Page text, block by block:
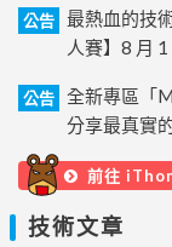
公告
最熱血的技
人賽】8 月
公告
全新專區「
分享最真實
前往
技術文章